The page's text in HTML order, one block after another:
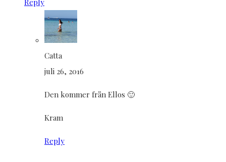
Catta
juli 26, 2016
Den kommer från Ellos 🙂
Kram
Reply